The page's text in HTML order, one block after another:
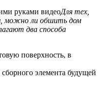
Для тех,
можно ли обшить дом
два способа
поверхность, в
элемента будущей